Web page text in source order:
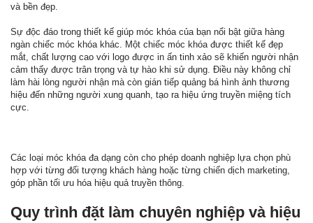
và bền đẹp.
Sự độc đáo trong thiết kế giúp móc khóa của bạn nổi bật giữa hàng
ngàn chiếc móc khóa khác. Một chiếc móc khóa được thiết kế đẹp
mắt, chất lượng cao với logo được in ấn tinh xảo sẽ khiến người nhận
cảm thấy được trân trọng và tự hào khi sử dụng. Điều này không chỉ
làm hài lòng người nhận mà còn gián tiếp quảng bá hình ảnh thương
hiệu đến những người xung quanh, tạo ra hiệu ứng truyền miệng tích
cực.
Các loại móc khóa đa dạng còn cho phép doanh nghiệp lựa chọn phù
hợp với từng đối tượng khách hàng hoặc từng chiến dịch marketing,
góp phần tối ưu hóa hiệu quả truyền thông.
Quy trình đặt làm chuyên nghiệp và hiệu